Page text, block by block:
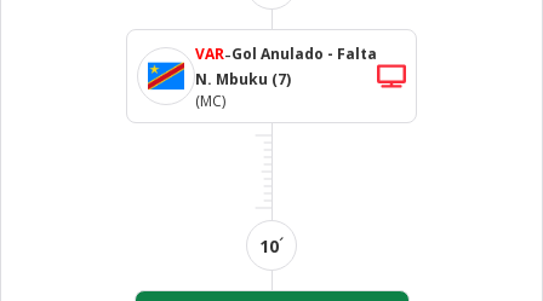
VAR-Gol Anulado - Falta
N. Mbuku (7)
(MC)
10´